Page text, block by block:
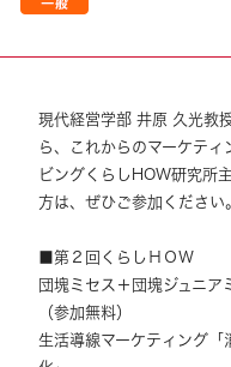
現代経営学部 井原 久光教
ら、これからのマーケティ
ビングくらしHOW研究所
方は、ぜひご参加ください
■第２回くらしＨＯＷ
団塊ミセス＋団塊ジュニ
（参加無料）
生活導線マーケティング「